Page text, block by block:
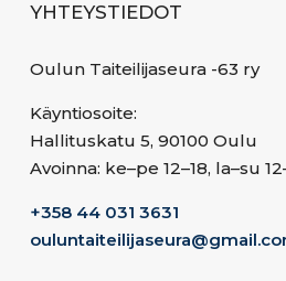
YHTEYSTIEDOT
Oulun Taiteilijaseura -63 ry
Käyntiosoite:
Hallituskatu 5, 90100 Oulu
Avoinna: ke–pe 12–18, la–su
+358 44 031 3631